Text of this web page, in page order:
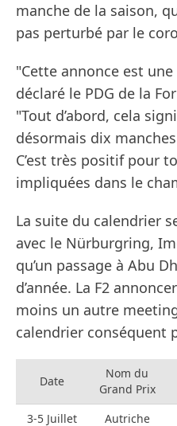
manche de la saison,
pas perturbé par le
"Cette annonce est
déclaré le PDG de la
"Tout d’abord, cela
désormais dix
C’est très positif pour
impliquées dans le
La suite du calendrier
avec le Nürburgring,
qu’un passage à Abu
d’année. La F2
moins un autre
calendrier conséquent
Date
Nom du
Grand Prix
3-5 Juillet Autriche